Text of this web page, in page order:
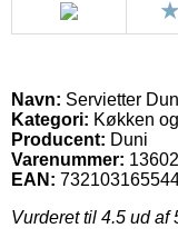
Navn: Servietter
Kategori: Køkken
Producent: Duni
Varenummer:
EAN:
Vurderet til 4.5 ud af